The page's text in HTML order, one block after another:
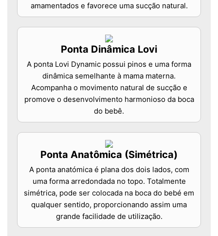
amamentados e favorece uma sucção natural.
Ponta Dinâmica Lovi
A ponta Lovi Dynamic possui pinos e uma forma
dinâmica semelhante à mama materna.
Acompanha o movimento natural de sucção e
promove o desenvolvimento harmonioso da boca
do bebê.
Ponta Anatômica (Simétrica)
A ponta anatómica é plana dos dois lados, com
uma forma arredondada no topo. Totalmente
simétrica, pode ser colocada na boca do bebé em
qualquer sentido, proporcionando assim uma
grande facilidade de utilização.